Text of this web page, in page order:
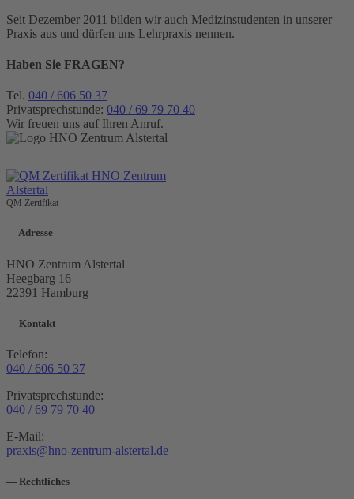
Seit Dezember 2011 bilden wir auch Medizinstudenten in unserer
Praxis aus und dürfen uns Lehrpraxis nennen.
Haben Sie FRAGEN?
Tel. 040 / 606 50 37
Privatsprechstunde: 040 / 69 79 70 40
Wir freuen uns auf Ihren Anruf.
QM Zertifikat
— Adresse
HNO Zentrum Alstertal
Heegbarg 16
22391 Hamburg
— Kontakt
Telefon:
040 / 606 50 37
Privatsprechstunde:
040 / 69 79 70 40
E-Mail:
praxis@hno-zentrum-alstertal.de
— Rechtliches